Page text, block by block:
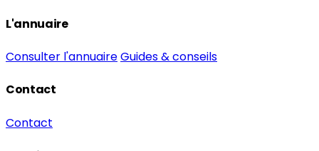
L'annuaire
Consulter l'annuaireGuides & conseils
Contact
Contact